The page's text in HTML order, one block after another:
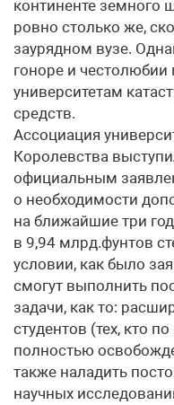
континенте земного
ровно столько же,
заурядном вузе.
гоноре и честолюбии
университетам
средств.
Ассоциация
Королевства
официальным
о необходимости
на ближайшие три
в 9,94 млрд.фунтов
условии, как было
смогут выполнить
задачи, как то:
студентов (тех, кто
полностью
также наладить
научных